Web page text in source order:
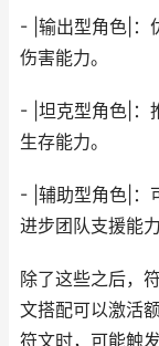
- |输出型角色|：
伤害能力。
- |坦克型角色|：
生存能力。
- |辅助型角色|：
进步团队支援能力
除了这些之后，
文搭配可以激活
符文时，可能触